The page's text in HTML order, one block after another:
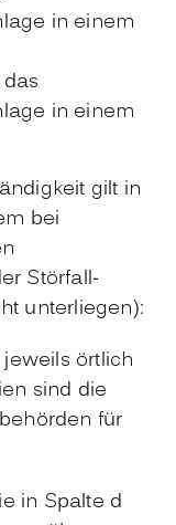
in einem
in einem
gilt in
bei
Störfall-
unterliegen):
örtlich
sind die
für
in Spalte d